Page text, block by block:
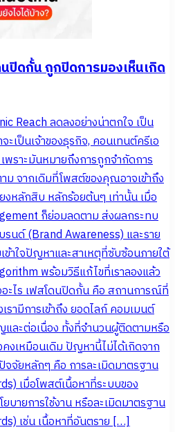
ปิดกั้น ถูกปิดการมองเห็นเกิด
Reach ลดลงอย่างน่าตกใจ เป็น
เป็นเจ้าของธุรกิจ, คอนเทนต์ครีเอ
พราะมันหมายถึงการถูกจำกัดการ
จากเดิมที่โพสต์ของคุณอาจเข้าถึง
หลักสิบ หลักร้อยต้นๆ เท่านั้น เมื่อ
ก็ย่อมลดตาม ส่งผลกระทบ
รนด์ (Brand Awareness) และราย
ข้าใจปัญหาและสาเหตุที่ซับซ้อนภายใต้
พร้อมวิธีแก้ไขที่เราลองแล้ว
ะไร เฟสโดนปิดกั้น คือ สถานการณ์ที่
รามีการเข้าถึง ยอดไลก์ คอมเมนต์
ละต่อเนื่อง ทั้งที่จำนวนผู้ติดตามหรือ
งเหมือนเดิม ปัญหานี้ไม่ได้เกิดจาก
จจัยหลักๆ คือ การละเมิดมาตรฐาน
เมื่อโพสต์เนื้อหาที่ระบบของ
บายการใช้งาน หรือละเมิดมาตรฐาน
เช่น เนื้อหาที่อันตราย […]